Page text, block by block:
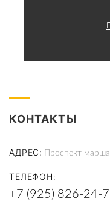
КОНТАКТЫ
АДРЕС Проспект
ТЕЛЕФОН
+7 (925) 826-24-